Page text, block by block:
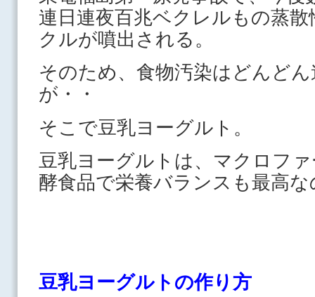
連日連夜百兆ベクレルもの蒸
クルが噴出される。
そのため、食物汚染はどんど
が・・
そこで豆乳ヨーグルト。
豆乳ヨーグルトは、マクロフ
酵食品で栄養バランスも最高な
豆乳ヨーグルトの作り方